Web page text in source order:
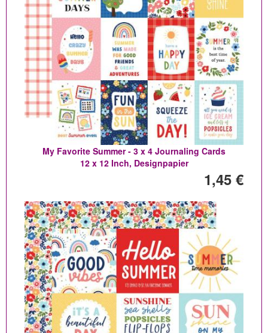
My Favorite Summer - 3 x 4 Journaling Cards
12 x 12 Inch, Designpapier
1,45 €